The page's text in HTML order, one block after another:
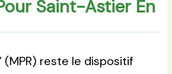
Saint-Astier En
(MPR) reste le dispositif